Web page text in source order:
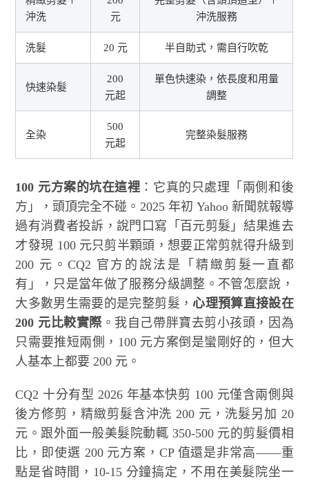
沖洗
元
沖洗服務
洗髮 20 元 半自助式，需自行吹乾
快速染髮
200
元起
單色快速染，依長度和用量
調整
全染
500
元起
完整染髮服務
100 元方案的坑在這裡 ：它真的只處理「兩側和後
方」，頭頂完全不碰。2025 年初 Yahoo 新聞就報導
過有消費者投訴，說門口寫「百元剪髮」結果進去
才發現 100 元只剪半顆頭，想要正常剪就得升級到
200 元。CQ2 官方的說法是「精緻剪髮一直都
有」，只是當年做了服務分級調整。不管怎麼說，
大多數男生需要的是完整剪髮，心理預算直接設在
200 元比較實際。我自己帶胖寶去剪小孩頭，因為
只需要推短兩側，100 元方案倒是蠻剛好的，但大
人基本上都要 200 元。
CQ2 十分有型 2026 年基本快剪 100 元僅含兩側與
後方修剪，精緻剪髮含沖洗 200 元，洗髮另加 20
元。跟外面一般美髮院動輒 350-500 元的剪髮價相
比，即使選 200 元方案，CP 值還是非常高——重
點是省時間，10-15 分鐘搞定，不用在美髮院坐一